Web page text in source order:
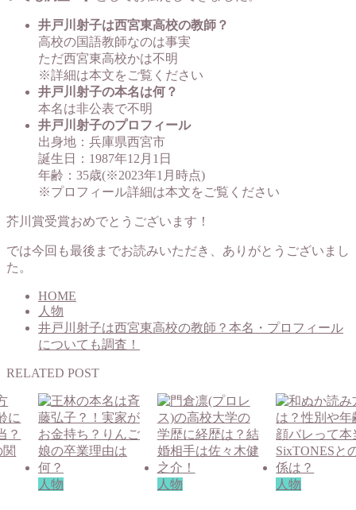
井戸川射子は西宮東高校の教師？
高校の国語教師なのは事実
ただ西宮東高校かは不明
※詳細は本文をご覧ください
井戸川射子の本名は何？
本名は非公表で不明
井戸川射子のプロフィール
出身地：兵庫県西宮市
誕生日：1987年12月1日
年齢：35歳(※2023年1月時点)
※プロフィール詳細は本文をご覧ください
芥川賞受賞おめでとうございます！
では今回も最後までお読みいただき、ありがとうございまし
た。
HOME
人物
井戸川射子は西宮東高校の教師？本名・プロフィール
についても調査！
RELATED POST
人物 人物 人物